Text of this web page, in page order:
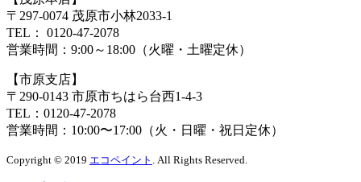
〒297-0074 茂原市小林2033-1
TEL：
0120-47-2078
営業時間： 9:00～18:00（火曜・土曜定休）
【市原支店】
〒290-0143 市原市ちはら台西1-4-3
TEL： 0120-47-2078
営業時間： 10:00〜17:00（火・日曜・祝日定休）
Copyright © 2019 エコペイント . All Rights Reserved.